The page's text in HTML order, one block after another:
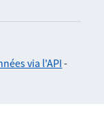
via l'API -